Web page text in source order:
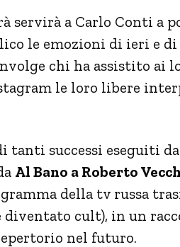
servirà a Carlo Conti a
le emozioni di ieri e di
chi ha assistito ai
le loro libere
tanti successi eseguiti
Al Bano a Roberto
della tv russa
cult), in un
nel futuro.